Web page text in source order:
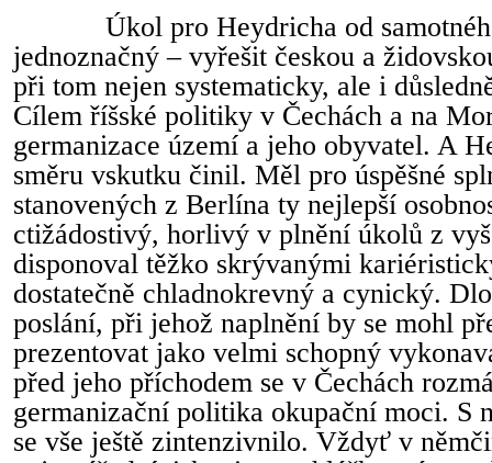
Úkol pro Heydricha od
jednoznačný – vyřešit českou a
při tom nejen systematicky, ale i
Cílem říšské politiky v Čechách a na
germanizace území a jeho obyvatel. A
směru vskutku činil. Měl pro úspěšné
stanovených z Berlína ty nejlepší
ctižádostivý, horlivý v plnění úkolů z
disponoval těžko skrývanými
dostatečně chladnokrevný a cynický.
poslání, při jehož naplnění by se mohl
prezentovat jako velmi schopný
před jeho příchodem se v Čechách
germanizační politika okupační moci. S
se vše ještě zintenzivnilo. Vždyť v